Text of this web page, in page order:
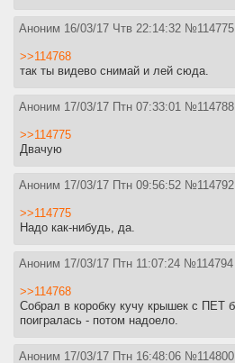
Аноним 16/03/17 Чтв 22:14:32 №114775
>>114768
так ты видево снимай и лей сюда.
Аноним 17/03/17 Птн 07:33:01 №114788
>>114775
Двачую
Аноним 17/03/17 Птн 09:56:52 №114792
>>114775
Надо как-нибудь, да.
Аноним 17/03/17 Птн 11:07:24 №114794
>>114768
Собрал в коробку кучу крышек с ПЕТ
поигралась - потом надоело.
Аноним 17/03/17 Птн 16:48:06 №114800